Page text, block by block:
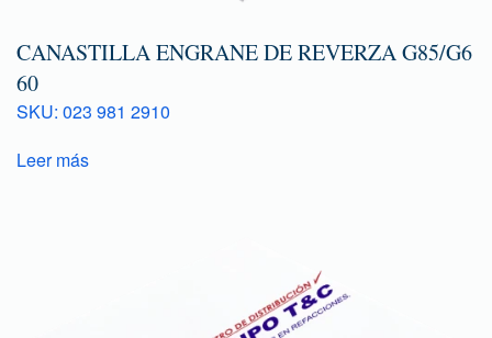
CANASTILLA ENGRANE DE REVERZA G85/G6
60
SKU: 023 981 2910
Leer más